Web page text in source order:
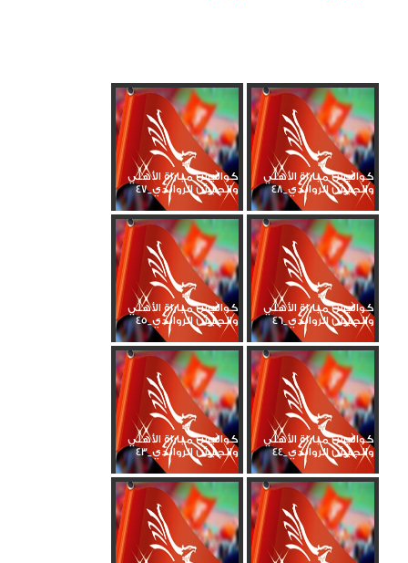
كواليس مباراة الأهلي
والجيش الرواندي_48
كواليس مباراة الأهلي
والجيش الرواندي_47
كواليس مباراة الأهلي
والجيش الرواندي_46
كواليس مباراة الأهلي
والجيش الرواندي_45
كواليس مباراة الأهلي
والجيش الرواندي_44
كواليس مباراة الأهلي
والجيش الرواندي_43